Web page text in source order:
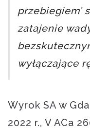
przebiegiem’
zatajenie
wyłączające
Wyrok SA w
2022 r., V ACa